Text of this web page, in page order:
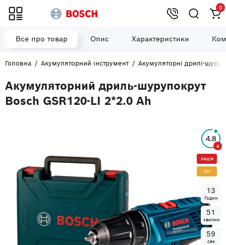
0
Головна Акумуляторний інструмент Акумуляторні дрилі-
Акумуляторний дриль-шурупокрут
Bosch GSR120-LI 2*2.0 Ah
Все про товар Опис Характеристики
4.8
4
Акція
Хiт
13
Годин
51
хвилин
58
сек